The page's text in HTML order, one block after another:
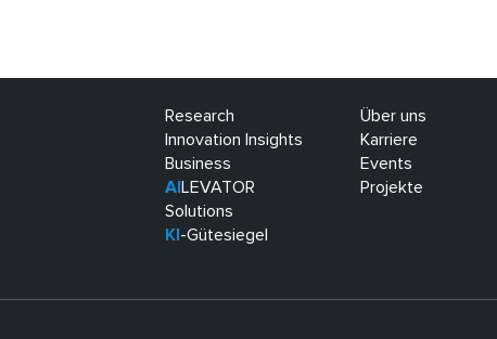
Research
Innovation Insights
Business
AI LEVATOR
Solutions
KI -Gütesiegel
Über uns
Karriere
Events
Projekte